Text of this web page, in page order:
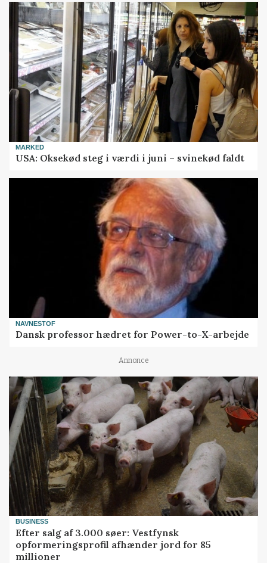
MARKED
USA: Oksekød steg i værdi i juni – svinekød faldt
NAVNESTOF
Dansk professor hædret for Power-to-X-arbejde
Annonce
BUSINESS
Efter salg af 3.000 søer: Vestfynsk
opformeringsprofil afhænder jord for 85
millioner